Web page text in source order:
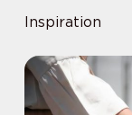
Inspiration